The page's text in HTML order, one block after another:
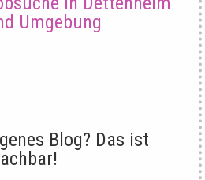
Umgebung
Blog? Das ist